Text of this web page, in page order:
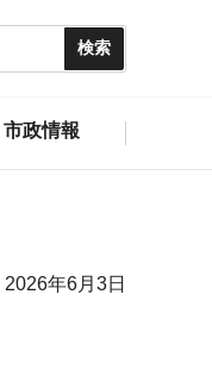
市政情報
年6月3日